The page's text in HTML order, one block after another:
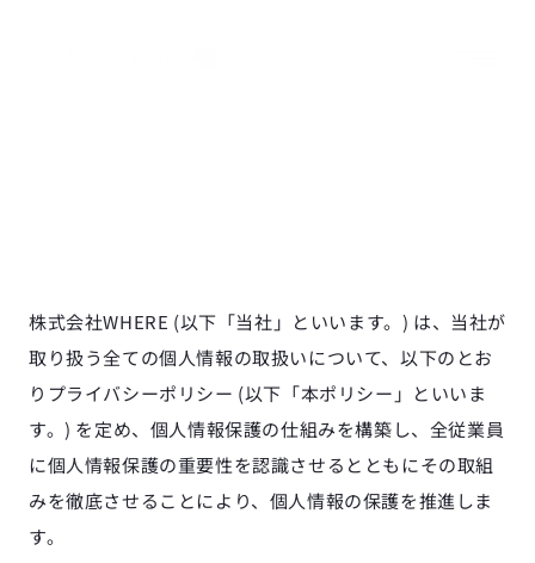
株式会社WHERE (以下「当社」といいます。) は、当社が
取り扱う全ての個人情報の取扱いについて、以下のとお
りプライバシーポリシー (以下「本ポリシー」といいま
す。) を定め、個人情報保護の仕組みを構築し、全従業員
に個人情報保護の重要性を認識させるとともにその取組
みを徹底させることにより、個人情報の保護を推進しま
す。